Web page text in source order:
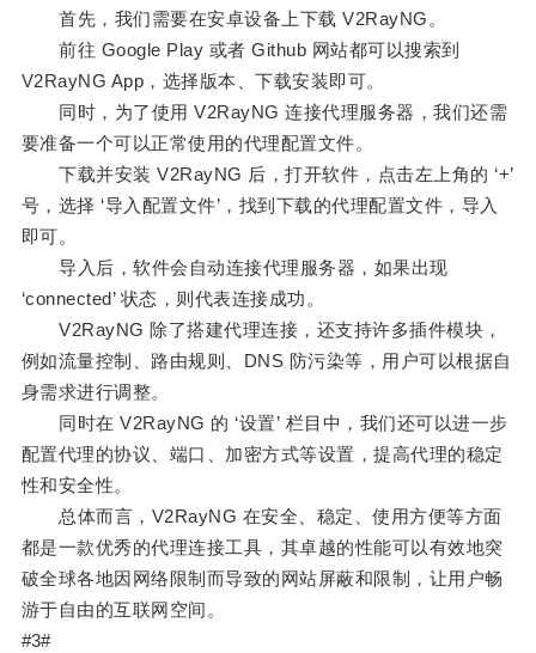
首先，我们需要在安卓设备上下载 V2RayNG。
前往 Google Play 或者 Github 网站都可以搜索到
V2RayNG App，选择版本、下载安装即可。
同时，为了使用 V2RayNG 连接代理服务器，我们还需
要准备一个可以正常使用的代理配置文件。
下载并安装 V2RayNG 后，打开软件，点击左上角的 ‘+’
号，选择 ‘导入配置文件’，找到下载的代理配置文件，导入
即可。
导入后，软件会自动连接代理服务器，如果出现
‘connected’ 状态，则代表连接成功。
V2RayNG 除了搭建代理连接，还支持许多插件模块，
例如流量控制、路由规则、DNS 防污染等，用户可以根据自
身需求进行调整。
同时在 V2RayNG 的 ‘设置’ 栏目中，我们还可以进一步
配置代理的协议、端口、加密方式等设置，提高代理的稳定
性和安全性。
总体而言，V2RayNG 在安全、稳定、使用方便等方面
都是一款优秀的代理连接工具，其卓越的性能可以有效地突
破全球各地因网络限制而导致的网站屏蔽和限制，让用户畅
游于自由的互联网空间。
#3#